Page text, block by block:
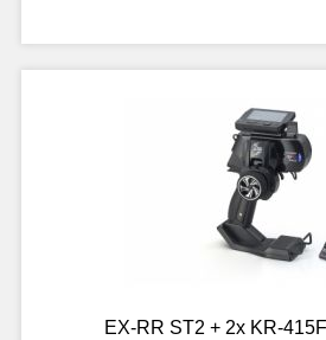
EX-RR ST2 + 2x KR-